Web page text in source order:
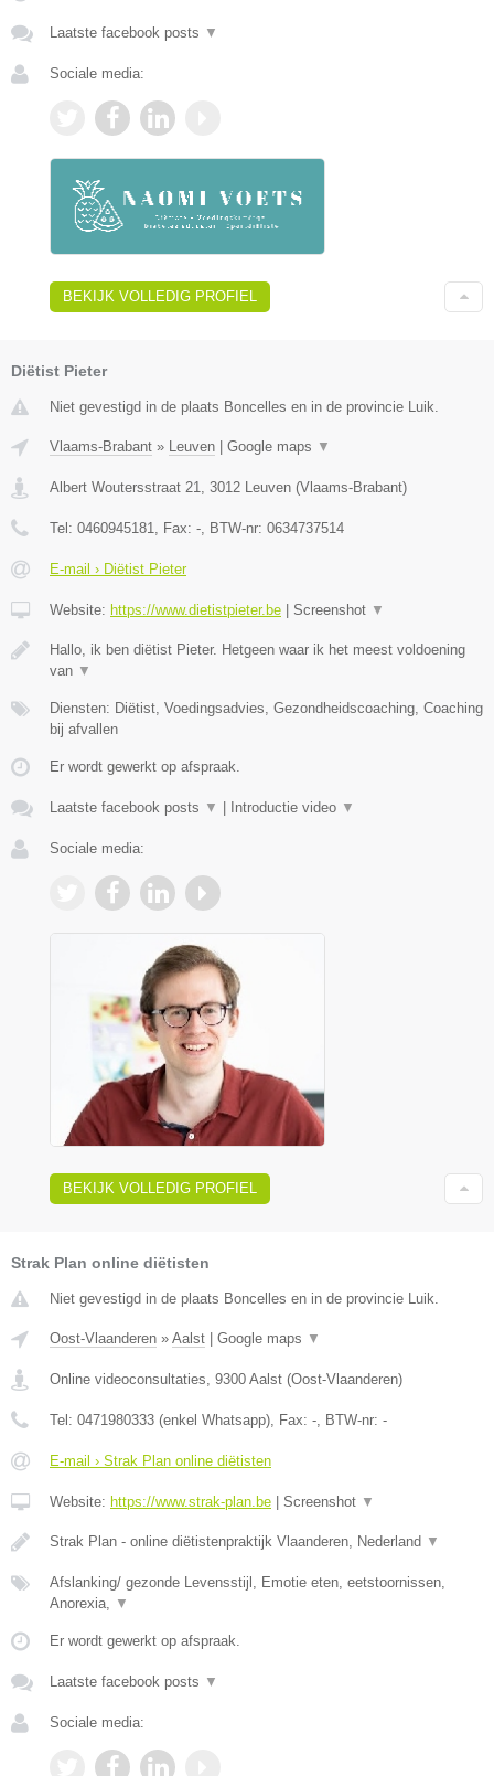
Laatste facebook posts ▼
Sociale media:
BEKIJK VOLLEDIG PROFIEL
Diëtist Pieter
Niet gevestigd in de plaats Boncelles en in de provincie Luik.
Vlaams-Brabant » Leuven | Google maps ▼
Albert Woutersstraat 21 3012 Leuven (Vlaams-Brabant)
Tel: 0460945181 , Fax: - , BTW-nr: 0634737514
E-mail › Diëtist Pieter
Website: https://www.dietistpieter.be | Screenshot ▼
Hallo, ik ben diëtist Pieter. Hetgeen waar ik het meest voldoening
van ▼
Diensten: Diëtist, Voedingsadvies, Gezondheidscoaching, Coaching
bij afvallen
Er wordt gewerkt op afspraak.
Laatste facebook posts ▼ | Introductie video ▼
Sociale media:
BEKIJK VOLLEDIG PROFIEL
Strak Plan online diëtisten
Niet gevestigd in de plaats Boncelles en in de provincie Luik.
Oost-Vlaanderen » Aalst Google maps ▼
Online videoconsultaties, 9300 Aalst (Oost-Vlaanderen)
Tel: 0471980333 (enkel Whatsapp), Fax: -, BTW-nr: -
E-mail › Strak Plan online diëtisten
Website: https://www.strak-plan.be Screenshot ▼
Strak Plan - online diëtistenpraktijk Vlaanderen, Nederland ▼
Afslanking/ gezonde Levensstijl, Emotie eten, eetstoornissen,
Anorexia, ▼
Er wordt gewerkt op afspraak.
Laatste facebook posts ▼
Sociale media: